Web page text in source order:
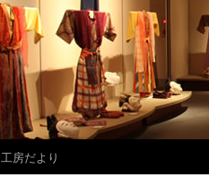
工房だより